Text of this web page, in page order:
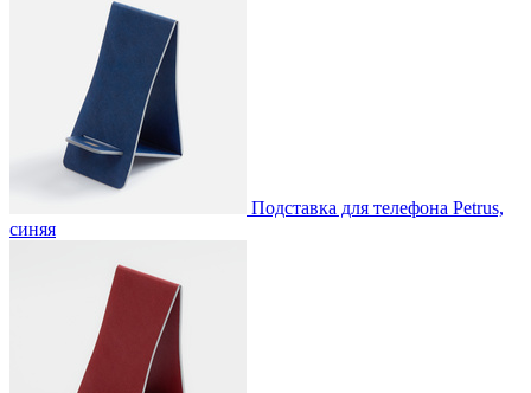
Подставка для телефона Petrus,
синяя